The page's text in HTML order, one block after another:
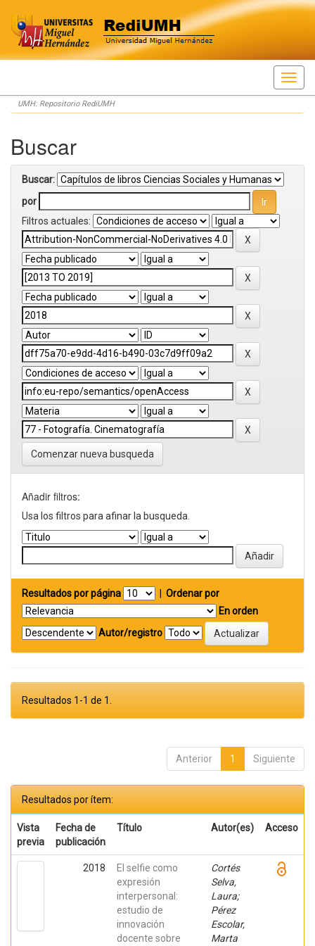
Skip
navigation
UMH: Repositorio RediUMH
Buscar
Buscar:
por
Filtros actuales:
Comenzar nueva busqueda
Añadir filtros:
Usa los filtros para afinar la busqueda.
Resultados por página
Ordenar por
En orden
Autor/registro
Resultados 1-1 de 1.
Anterior 1 Siguiente
Resultados por ítem:
Vista
previa
Fecha de
publicación
Título Autor(es) Acceso
2018
El selfie como
expresión
interpersonal:
estudio de
innovación
docente sobre
Cortés
Selva,
Laura;
Pérez
Escolar,
Marta